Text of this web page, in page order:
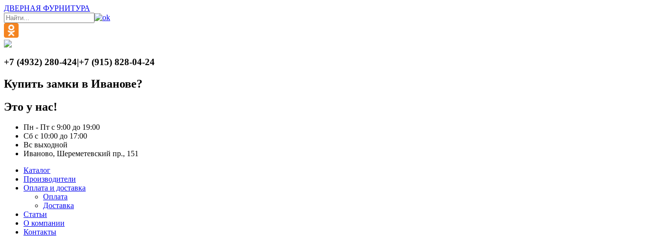
ДВЕРНАЯ ФУРНИТУРА
+7 (4932) 280-424|+7 (915) 828-04-24
Купить замки в Иванове?
Это у нас!
Пн - Пт с 9:00 до 19:00
Сб с 10:00 до 17:00
Вс выходной
Иваново, Шереметевский пр., 151
Каталог
Производители
Оплата и доставка
Оплата
Доставка
Статьи
О компании
Контакты